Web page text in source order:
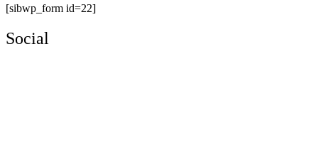
[sibwp_form id=22]
Social